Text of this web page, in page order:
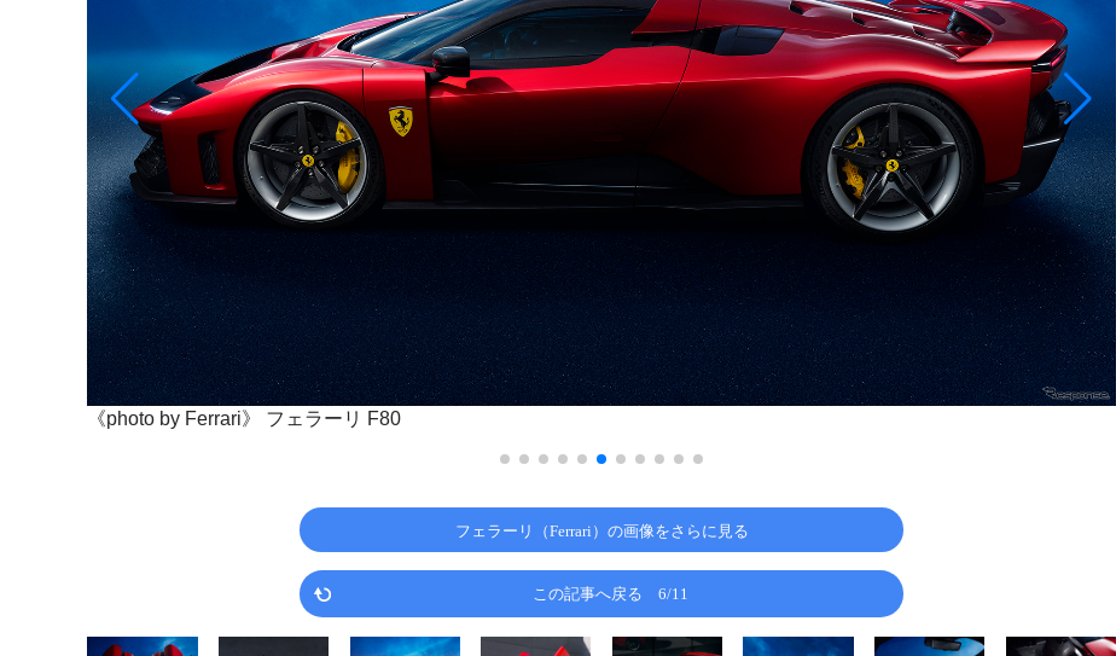
《photo by Ferrari》 フェラーリ F80
フェラーリ（Ferrari）の画像をさらに見る
この記事へ戻る 6/11